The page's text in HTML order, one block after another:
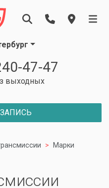
47-47
выходных
Марки